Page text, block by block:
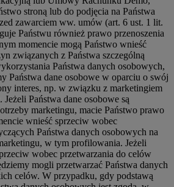
stroną lub do podjęcia na Państwa
zawarciem ww. umów (art. 6 ust. 1 lit.
Państwu również prawo przenoszenia
momencie mogą Państwo wnieść
związanych z Państwa szczególną
Państwa danych osobowych,
Państwa dane osobowe w oparciu o swój
interes, np. w związku z marketingiem
Jeżeli Państwa dane osobowe są
marketingu, macie Państwo prawo
wnieść sprzeciw wobec
Państwa danych osobowych na
w tym profilowania. Jeżeli
wobec przetwarzania do celów
mogli przetwarzać Państwa danych
celów. W przypadku, gdy podstawą